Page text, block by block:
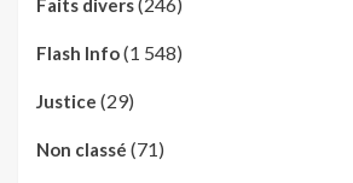
Faits divers
Flash Info(1 548)
Justice (29)
Non classé (71)